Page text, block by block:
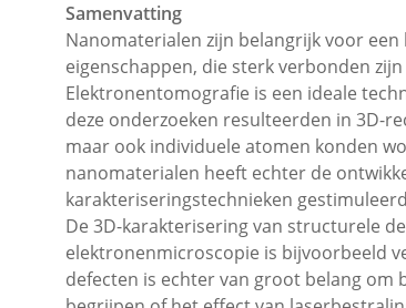
Samenvatting
Nanomaterialen zijn belangrijk voor
eigenschappen, die sterk verbonden
Elektronentomografie is een ideale
deze onderzoeken resulteerden in 3D-
maar ook individuele atomen konden
nanomaterialen heeft echter de
karakteriseringstechnieken
De 3D-karakterisering van structurele
elektronenmicroscopie is bijvoorbeeld
defecten is echter van groot belang om